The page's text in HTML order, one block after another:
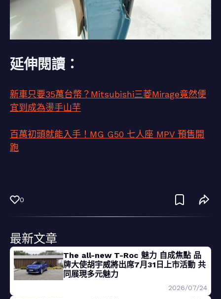
延伸閱讀：
新車只要35萬台幣？Mitsubishi三菱Mirage竟然便
宜到成為燙手山芋
百萬初頭就能入手！MG G50 七人座 MPV 預售開
跑
0
最新文章
The all-new T-Roc 魅力 自成焦點 品
牌大使胡宇威將出席7月31日上市活動 共
同展現多元魅力
2026/07/24